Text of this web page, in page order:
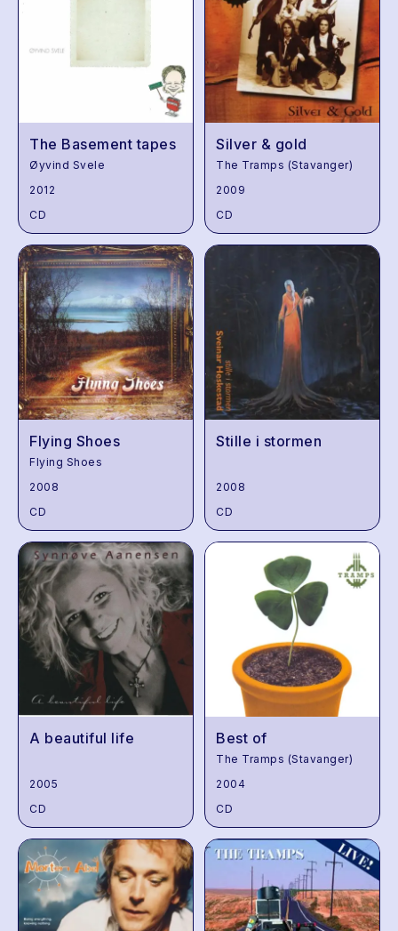
The Basement tapes
Øyvind Svele
2012
CD
Silver & gold
The Tramps (Stavanger)
2009
CD
Flying Shoes
Flying Shoes
2008
CD
Stille i stormen
2008
CD
A beautiful life
2005
CD
Best of
The Tramps (Stavanger)
2004
CD